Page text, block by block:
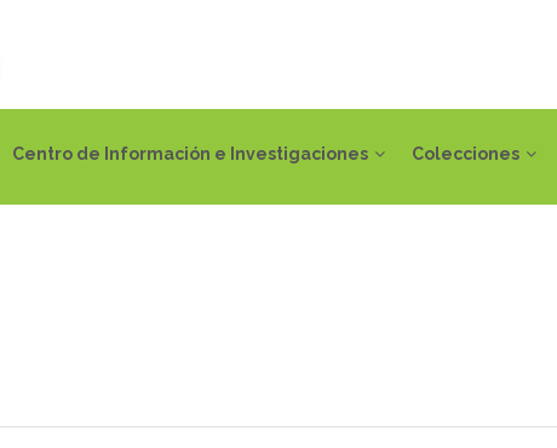
Centro de Información e Investigaciones Colecciones